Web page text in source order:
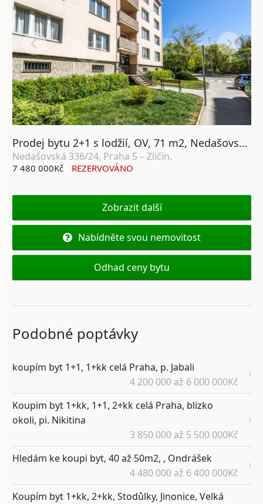
Prodej bytu 2+1 s lodžií, OV, 71 m2, Nedašovská 336/24, Praha 5 – Zličín
Nedašovská 336/24, Praha 5 – Zličín.
7 480 000Kč REZERVOVÁNO
Zobrazit další
Nabídněte svou nemovitost
Odhad ceny bytu
Podobné poptávky
koupím byt 1+1, 1+kk celá Praha, p. Jabali
4 200 000 až 6 000 000Kč
Koupim byt 1+kk, 1+1, 2+kk celá Praha, blizko
okoli, pi. Nikitina
3 850 000 až 5 500 000Kč
Hledám ke koupi byt, 40 až 50m2, , Ondrášek
4 480 000 až 6 400 000Kč
Koupím byt 1+kk, 2+kk, Stodůlky, Jinonice, Velká